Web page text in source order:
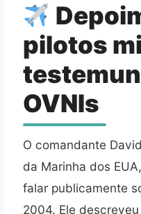
pilotos
OVNIs
O comandante
da Marinha dos
falar publicamente
2004. Ele